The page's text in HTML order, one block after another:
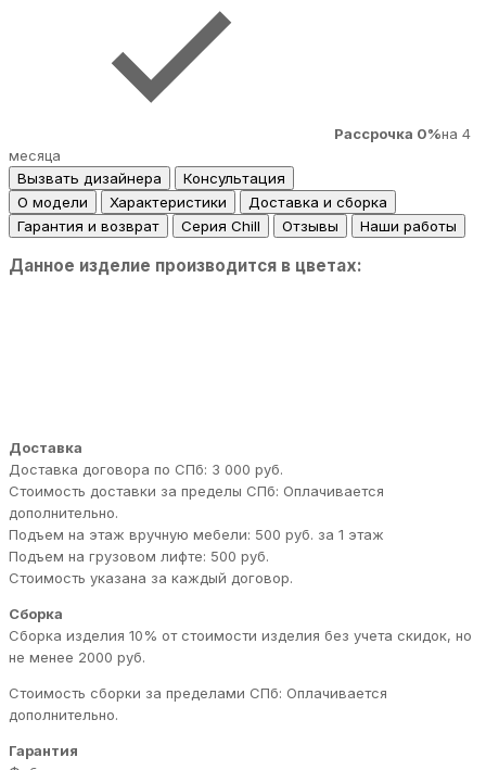
Рассрочка 0%на 4
месяца
Вызвать дизайнера
Консультация
О модели
Характеристики
Доставка и сборка
Гарантия и возврат
Серия Chill Отзывы Наши работы
Данное изделие производится в цветах:
Доставка
Доставка договора по СПб: 3 000 руб.
Стоимость доставки за пределы СПб: Оплачивается
дополнительно.
Подъем на этаж вручную мебели: 500 руб. за 1 этаж
Подъем на грузовом лифте: 500 руб.
Стоимость указана за каждый договор.
Сборка
Сборка изделия 10% от стоимости изделия без учета скидок, но
не менее 2000 руб.
Стоимость сборки за пределами СПб: Оплачивается
дополнительно.
Гарантия